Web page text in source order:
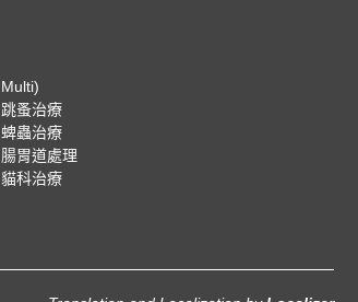
Multi)
跳蚤治療
蜱蟲治療
腸胃道處理
貓科治療